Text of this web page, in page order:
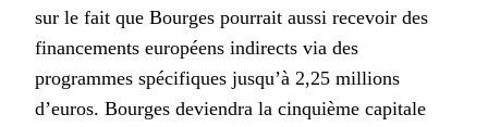
sur le fait que Bourges pourrait aussi recevoir des
financements européens indirects via des
programmes spécifiques jusqu’à 2,25 millions
d’euros. Bourges deviendra la cinquième capitale